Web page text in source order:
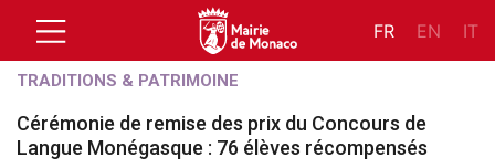
FR EN IT
TRADITIONS & PATRIMOINE
Cérémonie de remise des prix du Concours de
Langue Monégasque : 76 élèves récompensés